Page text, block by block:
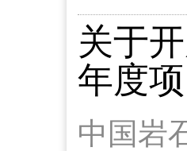
关于
年度
中国岩